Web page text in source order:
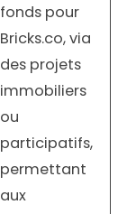
fonds pour
Bricks.co, via
des projets
immobiliers
ou
participatifs,
permettant
aux